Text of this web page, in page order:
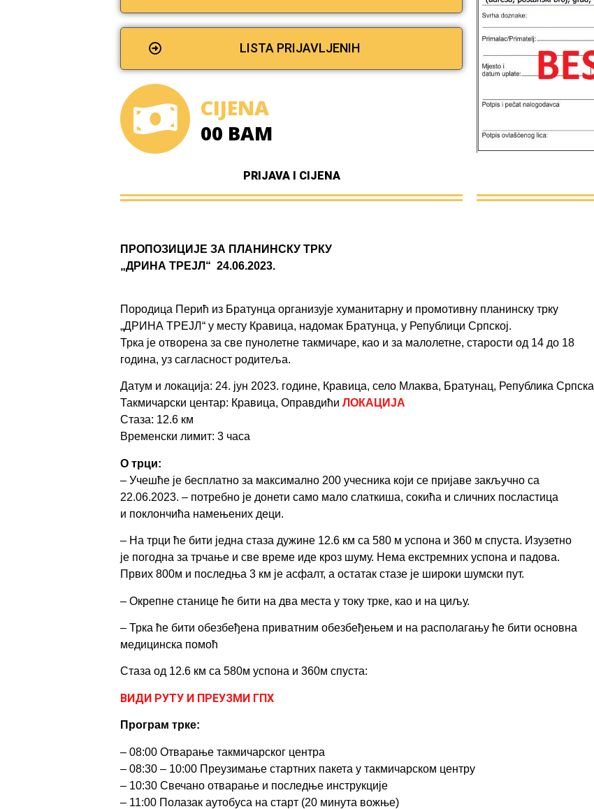
LISTA PRIJAVLJENIH
CIJENA
00 BAM
PRIJAVA I CIJENA
ПРОПОЗИЦИЈЕ ЗА ПЛАНИНСКУ ТРКУ
„ДРИНА ТРЕЈЛ “24.06.2023.
Породица Перић из Братунца организује хуманитарну и промотивну планинску трку
„ДРИНА ТРЕЈЛ“ у месту Кравица, надомак Братунца, у Републици Српској.
Трка је отворена за све пунолетне такмичаре, као и за малолетне, старости од 14 до 18
година, уз сагласност родитеља.
Датум и локација: 24. јун 2023. године, Кравица, село Млаква, Братунац, Република Српска
Такмичарски центар: Кравица, ОправдићиЛОКАЦИЈА
Стаза: 12.6 км
Временски лимит: 3 часа
О трци:
– Учешће је бесплатно за максимално 200 учесника који се пријаве закључно са
22.06.2023. – потребно је донети само мало слаткиша, сокића и сличних посластица
и поклончића намењених деци.
– На трци ће бити једна стаза дужине 12.6 км са 580 м успона и 360 м спуста. Изузетно
је погодна за трчање и све време иде кроз шуму. Нема екстремних успона и падова.
Првих 800м и последња 3 км је асфалт, а остатак стазе је широки шумски пут.
– Окрепне станице ће бити на два места у току трке, као и на циљу.
– Трка ће бити обезбеђена приватним обезбеђењем и на располагању ће бити основна
медицинска помоћ
Стаза од 12.6 км са 580м успона и 360м спуста:
ВИДИ РУТУ И ПРЕУЗМИ ГПХ
Програм трке:
– 08:00 Отварање такмичарског центра
– 08:30 – 10:00 Преузимање стартних пакета у такмичарском центру
– 10:30 Свечано отварање и последње инструкције
– 11:00 Полазак аутобуса на старт (20 минута вожње)